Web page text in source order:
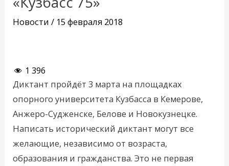
Новости / 15 февраля 2018
1 396
Диктант пройдёт 3 марта на площадках
опорного университета Кузбасса в Кемерове,
Анжеро-Судженске, Белове и Новокузнецке.
Написать исторический диктант могут все
желающие, независимо от возраста,
образования и гражданства. Это не первая